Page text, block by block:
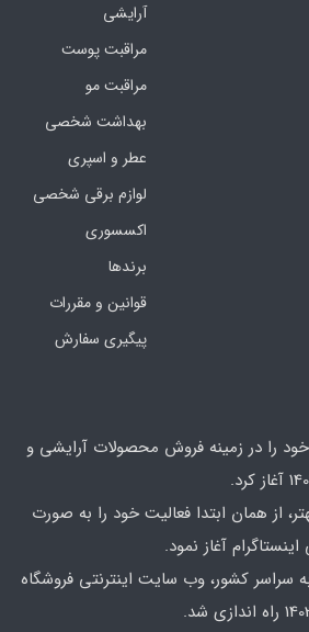
آرایشی
مراقبت پوست
مراقبت مو
بهداشت شخصی
عطر و اسپری
لوازم برقی شخصی
اکسسوری
برندها
قوانین و مقررات
پیگیری سفارش
خود را در زمینه فروش محصولات آرایشی و
از همان ابتدا فعالیت خود را به صورت
آغاز نمود.
سراسر کشور، وب سایت اینترنتی فروشگاه